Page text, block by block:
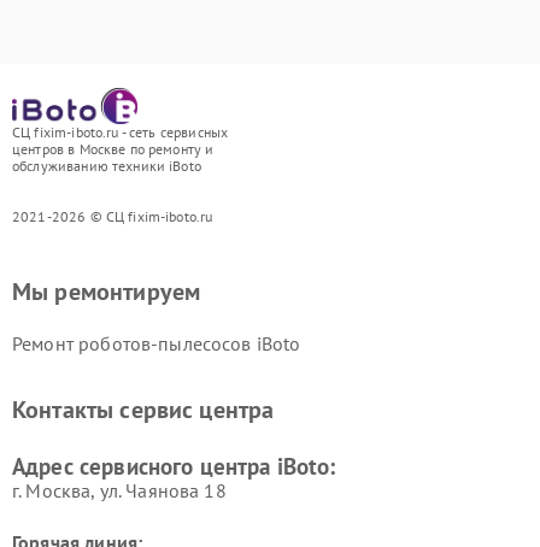
СЦ fixim-iboto.ru - сеть сервисных
центров в Москве по ремонту и
обслуживанию техники iBoto
2021-2026 © СЦ fixim-iboto.ru
Мы ремонтируем
Ремонт роботов-пылесосов iBoto
Контакты сервис центра
Адрес сервисного центра iBoto:
г. Москва, ул. Чаянова 18
Горячая линия: